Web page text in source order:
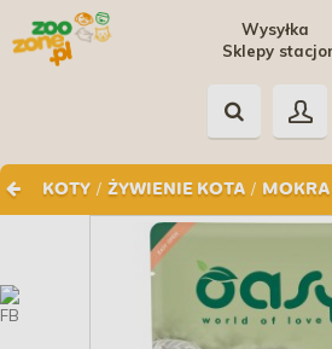
Wysyłka
Sklepy
KOTY / ŻYWIENIE KOTA / MOKRA